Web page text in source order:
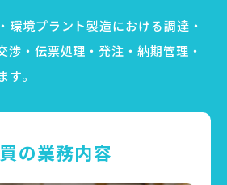
環境プラント製造における調達・
渉・伝票処理・発注・納期管理・
。
の業務内容